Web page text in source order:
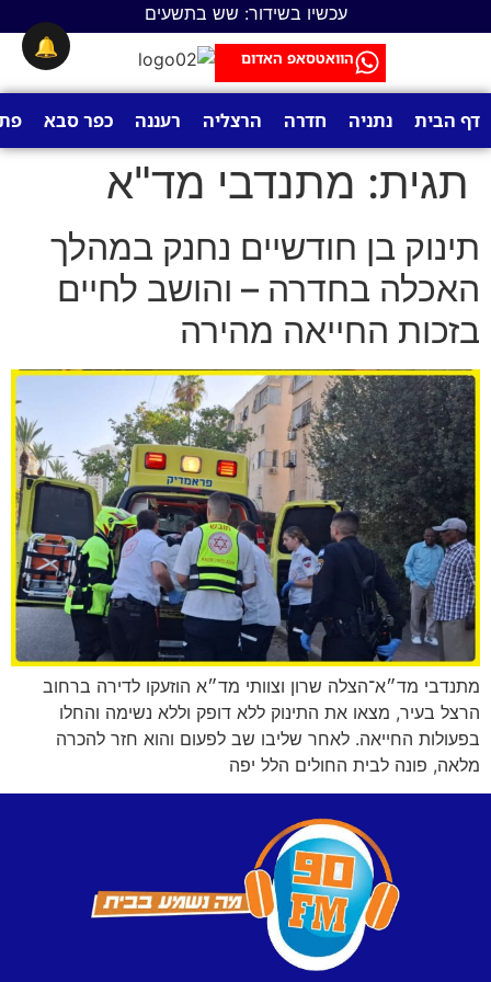
עכשיו בשידור: שש בתשעים
הוואטסאפ האדום
דף הבית נתניה חדרה הרצליה רעננה כפר סבא
תגית: מתנדבי מד"א
תינוק בן חודשיים נחנק במהלך
האכלה בחדרה – והושב לחיים
בזכות החייאה מהירה
מתנדבי מד״א־הצלה שרון וצוותי מד״א הוזעקו לדירה ברחוב
הרצל בעיר, מצאו את התינוק ללא דופק וללא נשימה והחלו
בפעולות החייאה. לאחר שליבו שב לפעום והוא חזר להכרה
מלאה, פונה לבית החולים הלל יפה
🔔